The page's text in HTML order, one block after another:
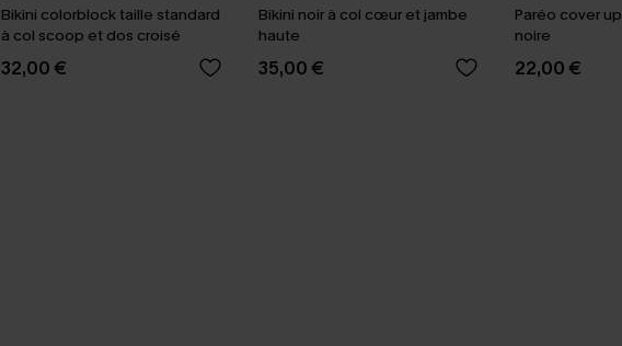
Bikini colorblock taille standard
à col scoop et dos croisé
32,00 €
Bikini noir à col cœur et jambe
haute
35,00 €
Paréo cover
noire
22,00 €